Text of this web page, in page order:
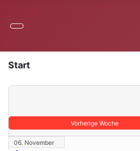
Start
Vorherige Woche
06. November